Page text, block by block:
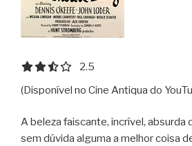
2.5 out of 5.0 stars
2.5
(Disponível no Cine Antiqua do
A beleza faiscante, incrível, absurda
sem dúvida alguma a melhor coisa